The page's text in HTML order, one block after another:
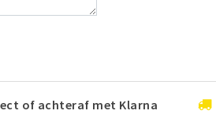
of achteraf met Klarna